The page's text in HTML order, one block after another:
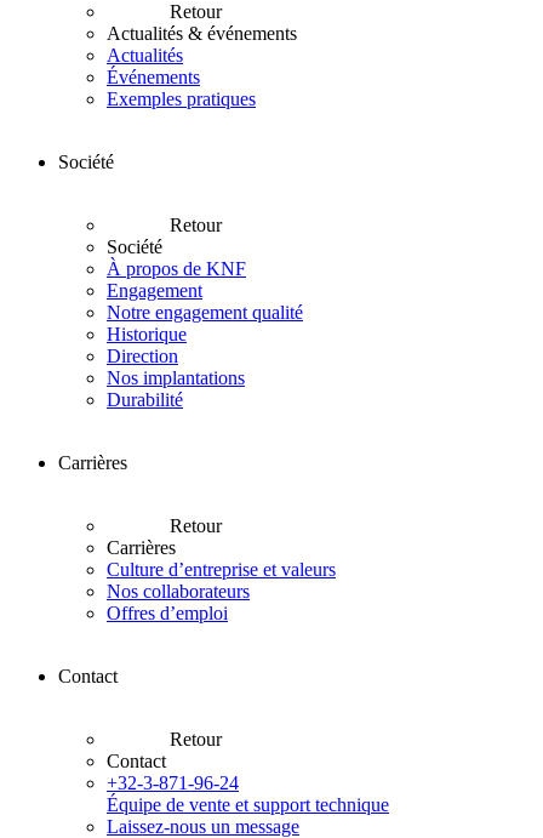
Retour
Actualités & événements
Actualités
Événements
Exemples pratiques
Société
Retour
Société
À propos de KNF
Engagement
Notre engagement qualité
Historique
Direction
Nos implantations
Durabilité
Carrières
Retour
Carrières
Culture d’entreprise et valeurs
Nos collaborateurs
Offres d’emploi
Contact
Retour
Contact
+32-3-871-96-24
Équipe de vente et support technique
Laissez-nous un message